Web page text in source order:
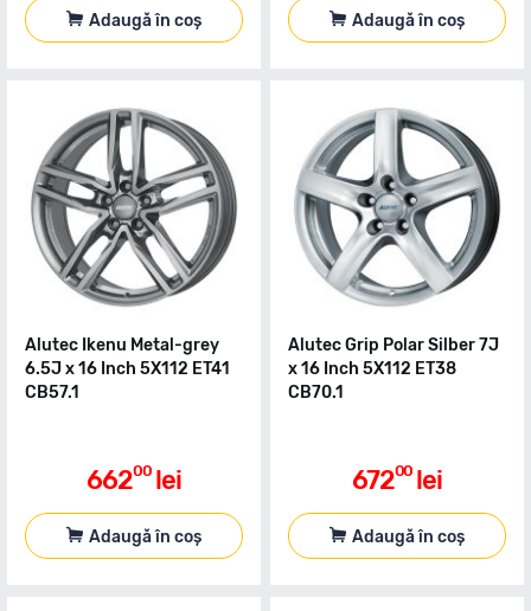
Adaugă în coș Adaugă în coș
Alutec Ikenu Metal-grey
6.5J x 16 Inch 5X112 ET41
CB57.1
66200 lei
Adaugă în coș
Alutec Grip Polar Silber 7J
x 16 Inch 5X112 ET38
CB70.1
67200 lei
Adaugă în coș